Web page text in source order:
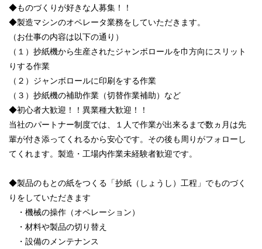
◆ものづくりが好きな人募集！！
◆製造マシンのオペレータ業務をしていただきます。
（お仕事の内容は以下の通り）
（１）抄紙機から生産されたジャンボロールを巾方向にスリット
りする作業
（２）ジャンボロールに印刷をする作業
（３）抄紙機の補助作業（切替作業補助）など
◆初心者大歓迎！！異業種大歓迎！！
当社のパートナー制度では、１人で作業が出来るまで数ヵ月は先
輩が付き添ってくれるから安心です。その後も周りがフォローし
てくれます。製造・工場内作業未経験者歓迎です。
◆製品のもとの紙をつくる「抄紙（しょうし）工程」でものづく
りをしていただきます
・機械の操作（オペレーション）
・材料や製品の切り替え
・設備のメンテナンス